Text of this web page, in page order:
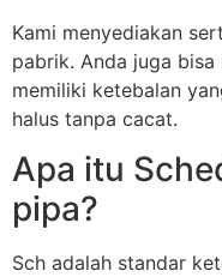
Kami menyediakan
pabrik. Anda juga
memiliki ketebalan
halus tanpa cacat.
Apa itu
pipa?
Sch adalah standar